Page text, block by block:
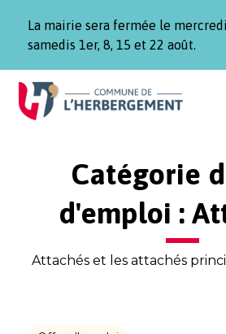
La mairie sera fermée le
samedis 1er, 8, 15 et 22 août.
Aller
Aller
contenu
Aller
pied
Catégorie
d'emploi :
Attachés et les attachés